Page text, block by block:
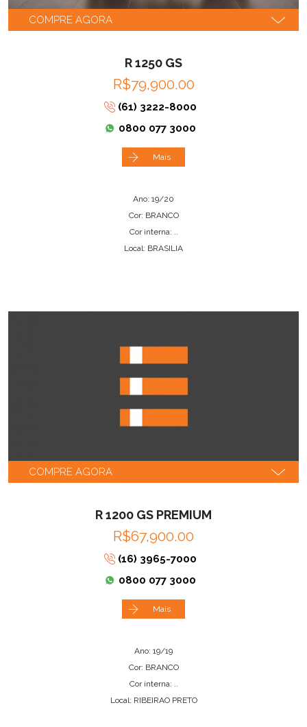
COMPRE AGORA
R 1250 GS
R$79,900.00
(61) 3222-8000
0800 077 3000
Mais
Ano: 19/20
Cor: BRANCO
Cor interna: ..
Local: BRASILIA
COMPRE AGORA
R 1200 GS PREMIUM
R$67,900.00
(16) 3965-7000
0800 077 3000
Mais
Ano: 19/19
Cor: BRANCO
Cor interna: ..
Local: RIBEIRAO PRETO